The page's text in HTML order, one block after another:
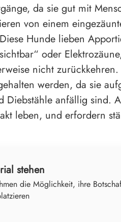
da sie gut mit
von einem
Hunde lieben
oder
nicht zurückkehren.
werden, da sie
Diebstähle anfällig sind.
leben, und erfordern
stehen
die Möglichkeit, ihre